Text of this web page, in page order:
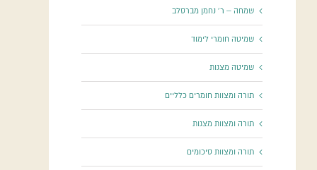
שמחה – ר' נחמן מברסלב
שמיטה חומרי לימוד
שמיטה מצגות
תורה ומצוות חומרים כלליים
תורה ומצוות מצגות
תורה ומצוות סיכומים